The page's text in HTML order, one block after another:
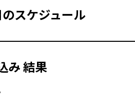
スケジュール
み 結果